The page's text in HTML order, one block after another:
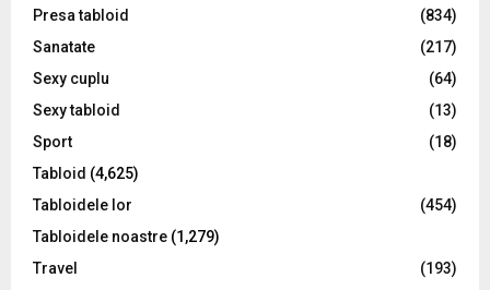
Presa tabloid
(834)
Sanatate
(217)
Sexy cuplu
(64)
Sexy tabloid
(13)
Sport
(18)
Tabloid (4,625)
Tabloidele lor
(454)
Tabloidele noastre (1,279)
Travel
(193)